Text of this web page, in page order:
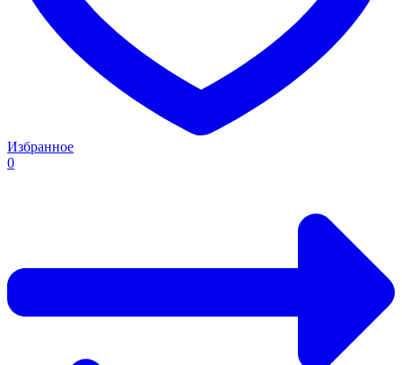
Избранное
0